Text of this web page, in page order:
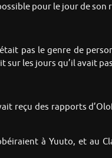
pour le jour de son
pas le genre de
les jours qu’il avait
reçu des rapports
à Yuuto, et au